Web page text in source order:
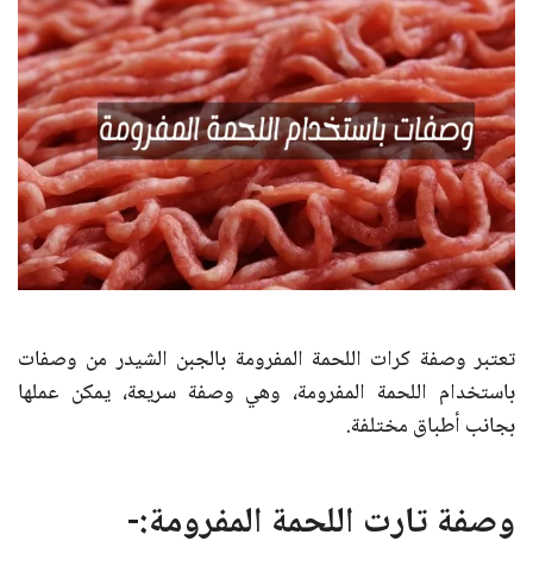
تعتبر وصفة كرات اللحمة المفرومة بالجبن الشيدر من وصفات
باستخدام اللحمة المفرومة، وهي وصفة سريعة، يمكن عملها
بجانب أطباق مختلفة.
وصفة تارت اللحمة المفرومة:-